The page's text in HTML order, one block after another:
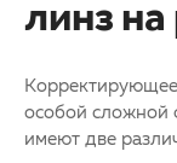
линз на
особой сложной
имеют две